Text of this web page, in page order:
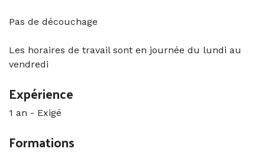
Pas de découchage
Les horaires de travail sont en journée du lundi au
vendredi
Expérience
1 an - Exigé
Formations